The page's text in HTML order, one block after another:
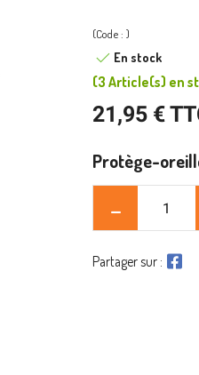
(Code : )
En stock
(3 Article(s) en
21,95 €
Protège-
Partager sur :